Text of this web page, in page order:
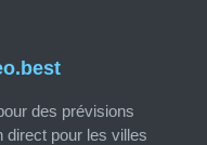
des prévisions
direct pour les villes